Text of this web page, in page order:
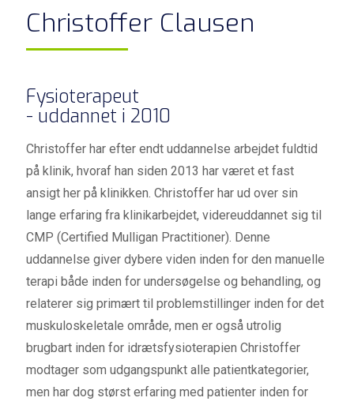
Christoffer Clausen
Fysioterapeut
- uddannet i 2010
Christoffer har efter endt uddannelse arbejdet fuldtid
på klinik, hvoraf han siden 2013 har været et fast
ansigt her på klinikken. Christoffer har ud over sin
lange erfaring fra klinikarbejdet, videreuddannet sig til
CMP (Certified Mulligan Practitioner). Denne
uddannelse giver dybere viden inden for den manuelle
terapi både inden for undersøgelse og behandling, og
relaterer sig primært til problemstillinger inden for det
muskuloskeletale område, men er også utrolig
brugbart inden for idrætsfysioterapien Christoffer
modtager som udgangspunkt alle patientkategorier,
men har dog størst erfaring med patienter inden for